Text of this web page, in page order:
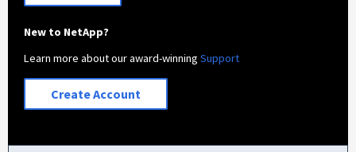
New to NetApp?
Learn more about our award-winningSupport
Create Account